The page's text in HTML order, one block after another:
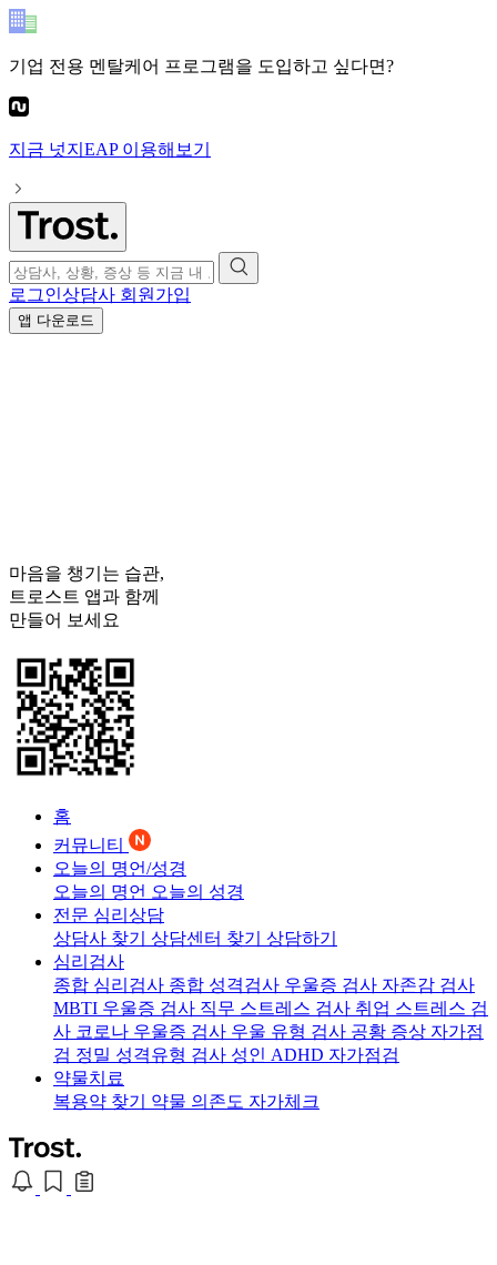
기업 전용 멘탈케어 프로그램을 도입하고 싶다면?
지금 넛지EAP이용해보기
로그인상담사 회원가입
앱 다운로드
마음을 챙기는 습관,
트로스트 앱과 함께
만들어 보세요
홈
커뮤니티
오늘의 명언/성경
오늘의 명언 오늘의 성경
전문 심리상담
상담사 찾기 상담센터 찾기 상담하기
심리검사
종합 심리검사 종합 성격검사 우울증 검사 자존감 검사
MBTI 우울증 검사 직무 스트레스 검사 취업 스트레스 검
사 코로나 우울증 검사 우울 유형 검사 공황 증상 자가점
검 정밀 성격유형 검사 성인 ADHD 자가점검
약물치료
복용약 찾기 약물 의존도 자가체크